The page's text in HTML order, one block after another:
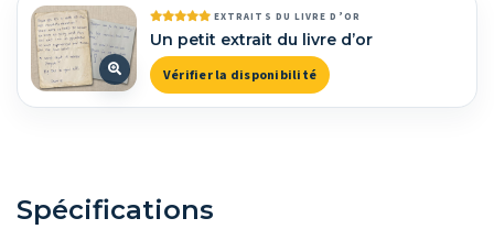
EXTRAITS DU LIVRE D’OR
Un petit extrait du livre d’or
Vérifier la disponibilité
Spécifications